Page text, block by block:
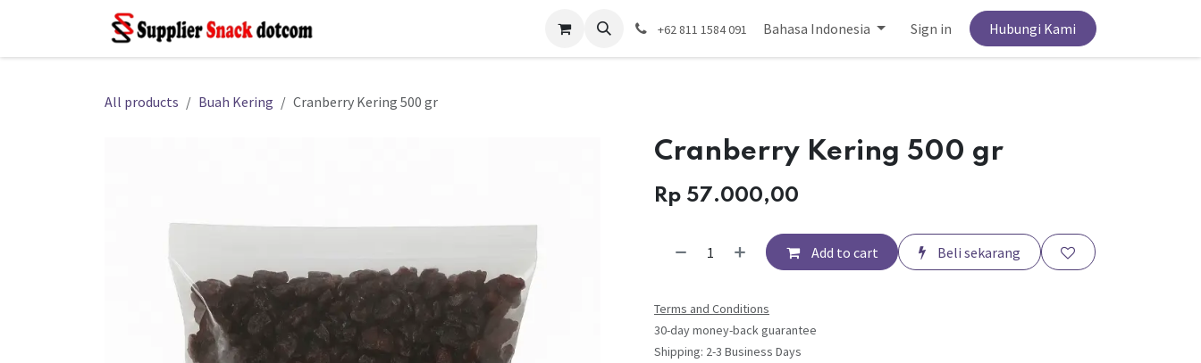
+62 811 1584 091 Bahasa Indonesia Sign in Hubungi Kami
All products Buah Kering Cranberry Kering 500 gr
Cranberry Kering 500 gr
Rp 57.000,00
Add to cart Beli sekarang
Terms and Conditions
30-day money-back guarantee
Shipping: 2-3 Business Days